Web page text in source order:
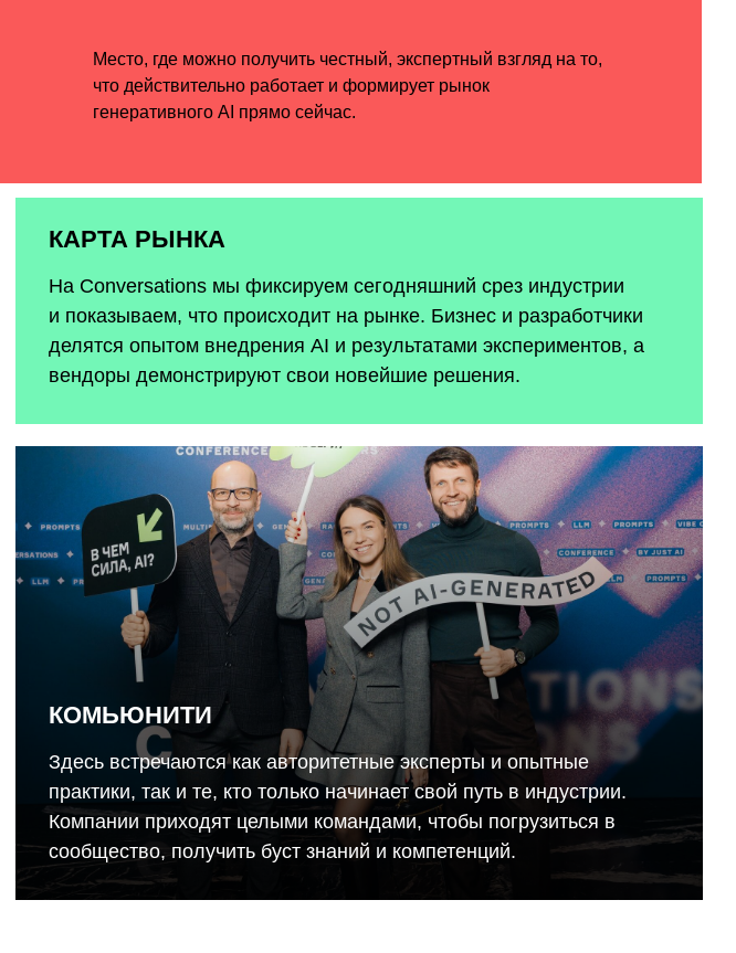
КАРТА РЫНКА
На Conversations мы фиксируем сегодняшний срез индустрии
и показываем, что происходит на рынке. Бизнес и разработчики
делятся опытом внедрения AI и результатами экспериментов, а
вендоры демонстрируют свои новейшие решения.
КОМЬЮНИТИ
Здесь встречаются как авторитетные эксперты и опытные
практики, так и те, кто только начинает свой путь в индустрии.
Компании приходят целыми командами, чтобы погрузиться в
сообщество, получить буст знаний и компетенций.